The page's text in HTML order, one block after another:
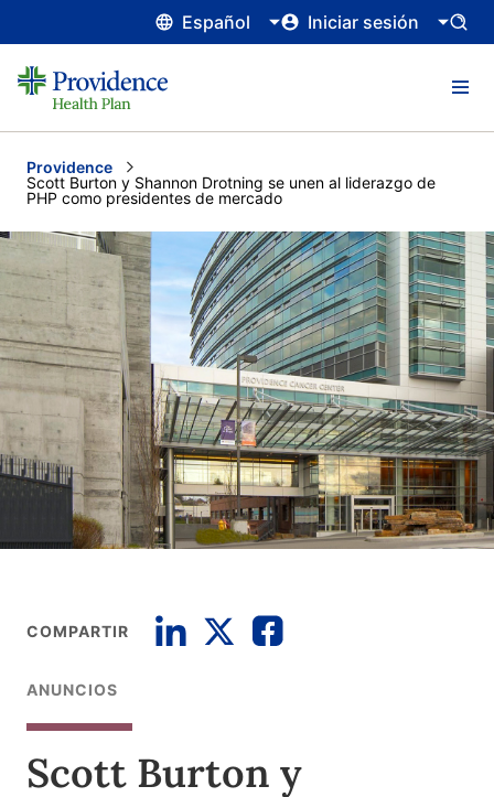
Español Iniciar sesión
Providence
Current:
Scott Burton y Shannon Drotning se unen al liderazgo de
PHP como presidentes de mercado
COMPARTIR
ANUNCIOS
Scott Burton y